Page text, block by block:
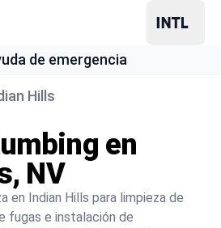
de emergencia
Hills
en
NV
en Indian Hills para limpieza de
fugas e instalación de